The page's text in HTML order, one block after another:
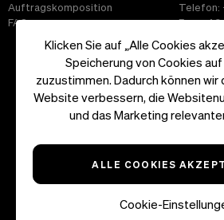
Klicken Sie auf „Alle Cookies
Speicherung von Cookies
zuzustimmen. Dadurch können wir
Website verbessern, die
und das Marketing
ALLE COOKIES
Cookie-
Auftragskomposition
FAQ
Telefon:
Fax:
Start|Informationen|AGB
Copyright ©2026 musicfox.com -